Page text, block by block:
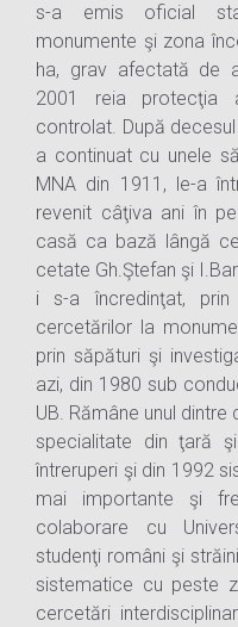
s-a emis oficial
monumente şi zona
ha, grav afectată de
2001 reia protecţia
controlat. După
a continuat cu unele
MNA din 1911, le-a
revenit câţiva ani în
casă ca bază lângă
cetate Gh.Ştefan şi
i s-a încredinţat,
cercetărilor la
prin săpături şi
azi, din 1980 sub
UB. Rămâne unul
specialitate din ţară
întreruperi şi din 1992
mai importante şi
colaborare cu
studenţi români şi
sistematice cu peste
cercetări